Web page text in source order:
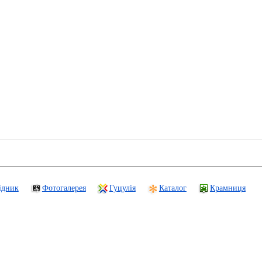
Фотогалерея Гуцулія Каталог Крамниця